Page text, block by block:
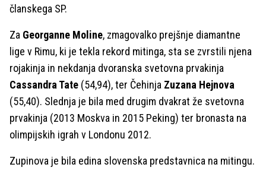
članskega SP.
Za Georganne Moline, zmagovalko prejšnje diamantne
lige v Rimu, ki je tekla rekord mitinga, sta se zvrstili njena
rojakinja in nekdanja dvoranska svetovna prvakinja
Cassandra Tate (54,94), ter Čehinja Zuzana Hejnova
(55,40). Slednja je bila med drugim dvakrat že svetovna
prvakinja (2013 Moskva in 2015 Peking) ter bronasta na
olimpijskih igrah v Londonu 2012.
Zupinova je bila edina slovenska predstavnica na mitingu.